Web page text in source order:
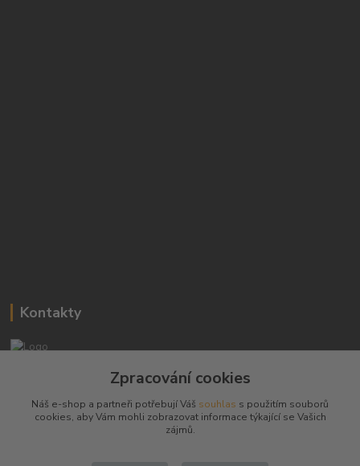
Kontakty
+420 603794370
zbranenaboje@seznam.cz
Zpracování cookies
Náš e-shop a partneři potřebují Váš souhlas s použitím souborů
cookies, aby Vám mohli zobrazovat informace týkající se Vašich
zájmů.